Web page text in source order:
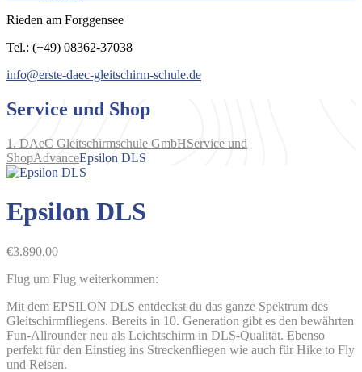
Rieden am Forggensee
Tel.: (+49) 08362-37038
info@erste-daec-gleitschirm-schule.de
Service und Shop
1. DAeC Gleitschirmschule GmbHService und
ShopAdvanceEpsilon DLS
Epsilon DLS
€3.890,00
Flug um Flug weiterkommen:
Mit dem EPSILON DLS entdeckst du das ganze Spektrum des
Gleitschirmfliegens. Bereits in 10. Generation gibt es den bewährten
Fun-Allrounder neu als Leichtschirm in DLS-Qualität. Ebenso
perfekt für den Einstieg ins Streckenfliegen wie auch für Hike to Fly
und Reisen.